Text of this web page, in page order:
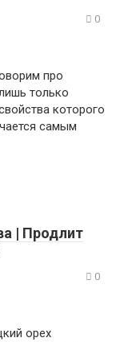
0
про
только
которого
самым
| Продлит
0
орех